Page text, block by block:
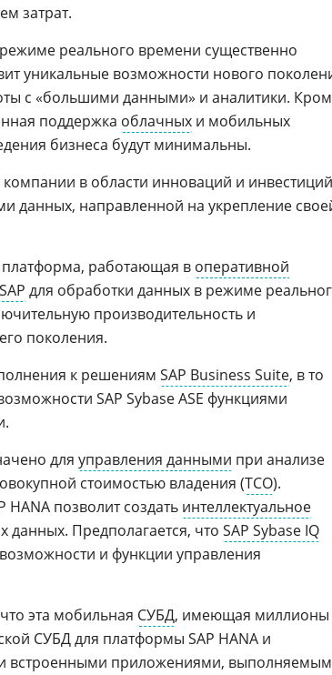
затрат.
реального времени существенно
уникальные возможности нового
с «большими данными» и аналитики.
поддержка облачных и мобильных
бизнеса будут минимальны.
компании в области инноваций и
данных, направленной на укрепление
платформа, работающая в оперативной
для обработки данных в режиме
производительность и
поколения.
к решениям SAP Business Suite, в то
SAP Sybase ASE функциями
для управления данными при анализе
стоимостью владения (TCO).
позволит создать интеллектуальное
данных. Предполагается, что SAP Sybase IQ
и функции управления
эта мобильная СУБД, имеющая миллионы
СУБД для платформы SAP HANA и
встроенными приложениями,